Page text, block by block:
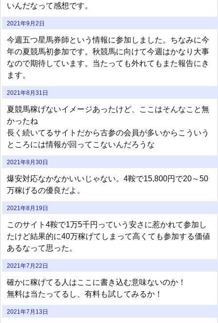
いんだなって感想です。
2021年9月2日
今週五つ星馬券師という情報に参加しました。ちなみに今
年の夏競馬初参加です。秋競馬に向けて今週はかなり大事
なので期待しています。当たっても外れてもまた報告にき
ます。
2021年8月31日
夏競馬稼げないイメージあったけど、ここはそんなこと無
かったね
長く続いてるサイトだから古参の会員が多いからこういう
ところには情報が回ってこないんだろうな
2021年8月30日
爆安対応なかなかいいじゃない。4鞍で15,800円で20～50
万稼げるの優良だよ。
2021年8月19日
このサイト4鞍で1万5千円っていう安さに惹かれて参加し
たけど結果的に40万稼げてしまって高くても参加する価値
あるなって思った。
2021年7月22日
確かに稼げてる人はここに書き込む意味ないのか！
無料は当たってるし、有料も試してみるか！
2021年7月13日